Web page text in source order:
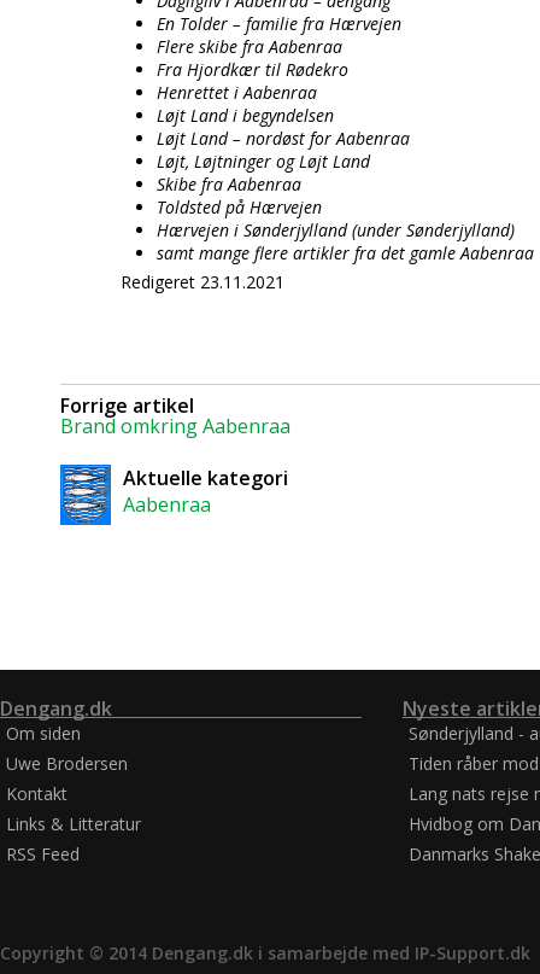
En Tolder – familie fra Hærvejen
Flere skibe fra Aabenraa
Fra Hjordkær til Rødekro
Henrettet i Aabenraa
Løjt Land i begyndelsen
Løjt Land – nordøst for Aabenraa
Løjt, Løjtninger og Løjt Land
Skibe fra Aabenraa
Toldsted på Hærvejen
Hærvejen i Sønderjylland (under Sønderjylland)
samt mange flere artikler fra det gamle Aabenraa
Redigeret 23.11.2021
Forrige artikel
Brand omkring Aabenraa
Aktuelle kategori
Aabenraa
Dengang.dk
Om siden
Uwe Brodersen
Kontakt
Links & Litteratur
RSS Feed
Nyeste
Sønderjylland -
Tiden råber
Lang nats rejse
Hvidbog om
Danmarks
Copyright © 2014 Dengang.dk i samarbejde med IP-Support.dk